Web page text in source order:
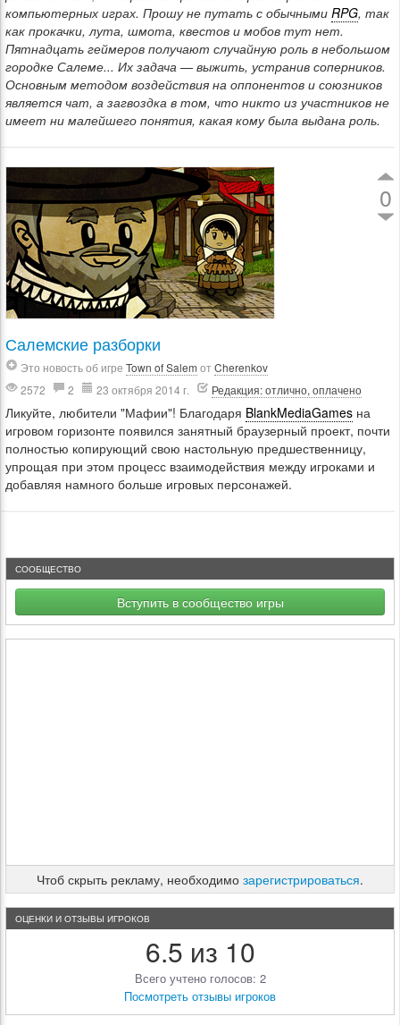
компьютерных играх. Прошу не путать с обычными RPG, так
как прокачки, лута, шмота, квестов и мобов тут нет.
Пятнадцать геймеров получают случайную роль в небольшом
городке Салеме... Их задача — выжить, устранив соперников.
Основным методом воздействия на оппонентов и союзников
является чат, а загвоздка в том, что никто из участников не
имеет ни малейшего понятия, какая кому была выдана роль.
0
Салемские разборки
Это новость об игре Town of Salem отCherenkov
2572
2 23 октября 2014 г. Редакция: отлично, оплачено
Ликуйте, любители "Мафии"! Благодаря BlankMediaGames на
игровом горизонте появился занятный браузерный проект, почти
полностью копирующий свою настольную предшественницу,
упрощая при этом процесс взаимодействия между игроками и
добавляя намного больше игровых персонажей.
СООБЩЕСТВО
Вступить в сообщество игры
Чтоб скрыть рекламу, необходимо зарегистрироваться.
ОЦЕНКИ И ОТЗЫВЫ ИГРОКОВ
6.5 из 10
Всего учтено голосов: 2
Посмотреть отзывы игроков